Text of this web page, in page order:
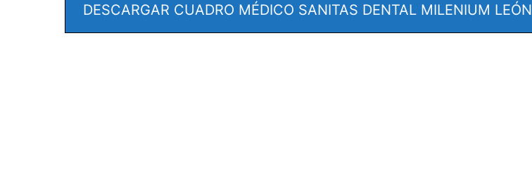
DESCARGAR CUADRO MÉDICO SANITAS DENTAL MILENIUM LEÓN